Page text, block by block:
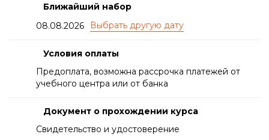
Ближайший набор
08.08.2026
Условия оплаты
Предоплата, возможна рассрочка платежей от
учебного центра или от банка
Документ о прохождении курса
Свидетельство и удостоверение